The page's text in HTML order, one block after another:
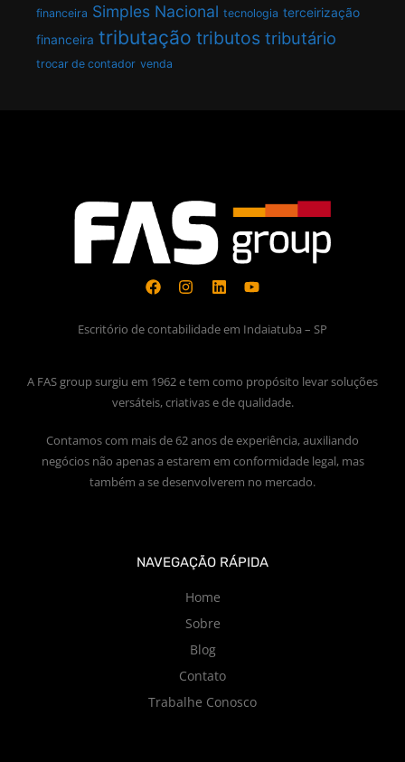
financeira Simples Nacional tecnologia terceirização
financeira tributação tributos tributário
trocar de contador venda
Escritório de contabilidade em Indaiatuba – SP
A FAS group surgiu em 1962 e tem como propósito levar soluções
versáteis, criativas e de qualidade.
Contamos com mais de 62 anos de experiência, auxiliando
negócios não apenas a estarem em conformidade legal, mas
também a se desenvolverem no mercado.
NAVEGAÇÃO RÁPIDA
Home
Sobre
Blog
Contato
Trabalhe Conosco